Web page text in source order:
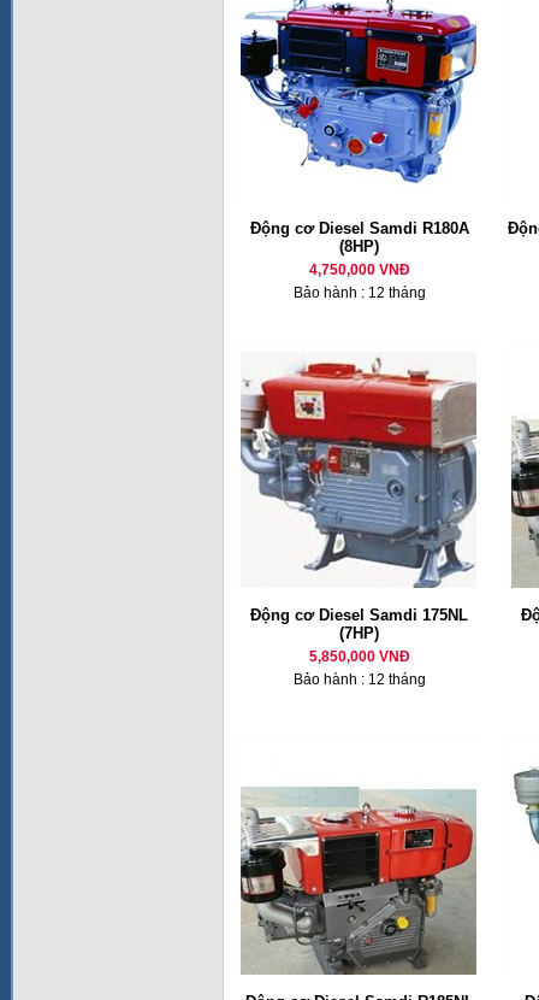
Động cơ Diesel Samdi R180A
(8HP)
4,750,000 VNĐ
Bảo hành : 12 tháng
Động cơ Diesel Samdi 175NL
(7HP)
5,850,000 VNĐ
Bảo hành : 12 tháng